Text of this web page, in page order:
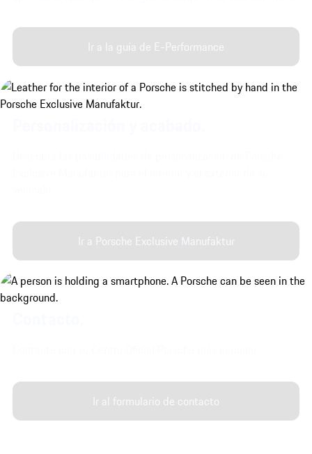
Ir a la guía de E-Performance
Ir a Porsche Exclusive Manufaktur
Ir al formulario de contacto